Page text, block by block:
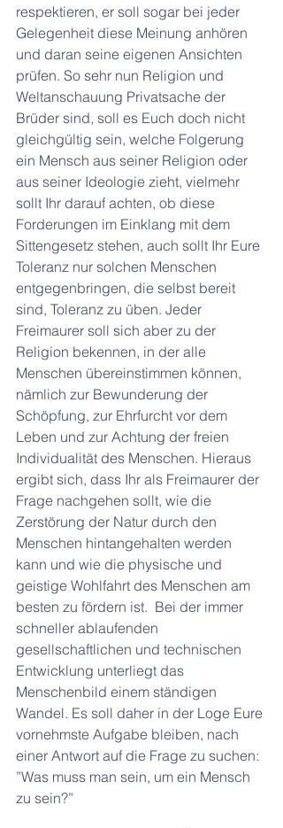
respektieren, er soll sogar bei jeder
Gelegenheit diese Meinung anhören
und daran seine eigenen Ansichten
prüfen. So sehr nun Religion und
Weltanschauung Privatsache der
Brüder sind, soll es Euch doch nicht
gleichgültig sein, welche Folgerung
ein Mensch aus seiner Religion oder
aus seiner Ideologie zieht, vielmehr
sollt Ihr darauf achten, ob diese
Forderungen im Einklang mit dem
Sittengesetz stehen, auch sollt Ihr Eure
Toleranz nur solchen Menschen
entgegenbringen, die selbst bereit
sind, Toleranz zu üben. Jeder
Freimaurer soll sich aber zu der
Religion bekennen, in der alle
Menschen übereinstimmen können,
nämlich zur Bewunderung der
Schöpfung, zur Ehrfurcht vor dem
Leben und zur Achtung der freien
Individualität des Menschen. Hieraus
ergibt sich, dass Ihr als Freimaurer der
Frage nachgehen sollt, wie die
Zerstörung der Natur durch den
Menschen hintangehalten werden
kann und wie die physische und
geistige Wohlfahrt des Menschen am
besten zu fördern ist.  Bei der immer
schneller ablaufenden
gesellschaftlichen und technischen
Entwicklung unterliegt das
Menschenbild einem ständigen
Wandel. Es soll daher in der Loge Eure
vornehmste Aufgabe bleiben, nach
einer Antwort auf die Frage zu suchen:
”Was muss man sein, um ein Mensch
zu sein?”